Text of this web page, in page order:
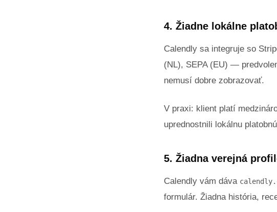
4. Žiadne lokálne
Calendly sa integruje so
(NL), SEPA (EU) —
nemusí dobre zobrazovať.
V praxi: klient platí
uprednostnili lokálnu
5. Žiadna verejná
Calendly vám dáva
formulár. Žiadna história,